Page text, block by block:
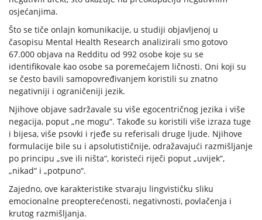
osjećanjima.
Što se tiče onlajn komunikacije, u studiji objavljenoj u
časopisu Mental Health Research analizirali smo gotovo
67.000 objava na Redditu od 992 osobe koje su se
identifikovale kao osobe sa poremećajem ličnosti. Oni koji su
se često bavili samopovređivanjem koristili su znatno
negativniji i ograničeniji jezik.
Njihove objave sadržavale su više egocentričnog jezika i više
negacija, poput „ne mogu“. Takođe su koristili više izraza tuge
i bijesa, više psovki i rjeđe su referisali druge ljude. Njihove
formulacije bile su i apsolutističnije, odražavajući razmišljanje
po principu „sve ili ništa“, koristeći riječi poput „uvijek“,
„nikad“ i „potpuno“.
Zajedno, ove karakteristike stvaraju lingvističku sliku
emocionalne preopterećenosti, negativnosti, povlačenja i
krutog razmišljanja.